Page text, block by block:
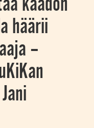
häärii
–